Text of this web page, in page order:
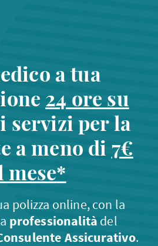
a tua
24 ore su
servizi per la
a meno di 7€
mese*
polizza online, con la
professionalità del
Assicurativo.